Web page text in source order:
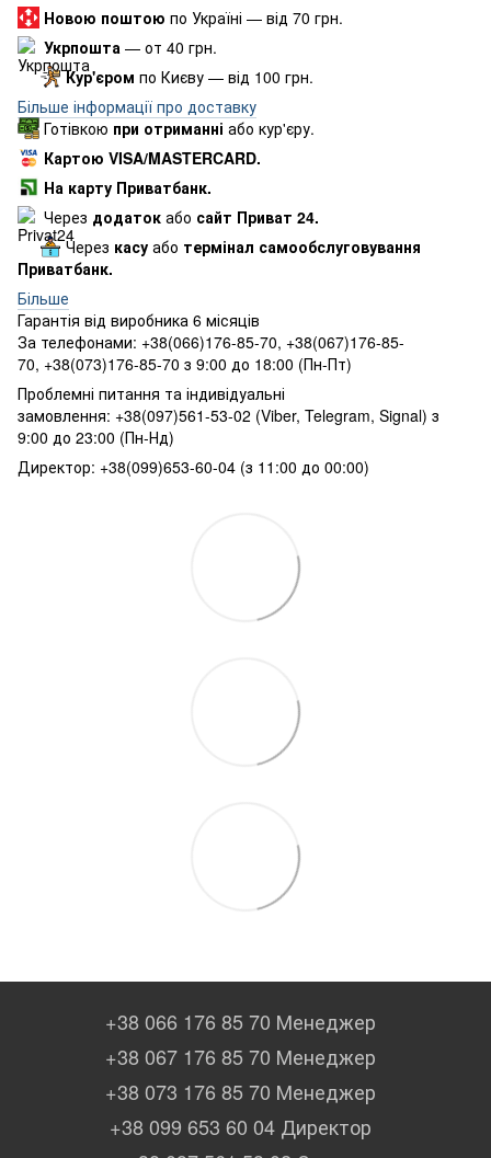
Новою поштою по Україні — від 70 грн.
Укрпошта — от 40 грн.
Кур'єром по Києву — від 100 грн.
Більше інформації про доставку
Готівкою при отриманні або кур'єру.
Картою VISA/MASTERCARD.
На карту Приватбанк.
Через додаток або сайт Приват 24.
Через касу або термінал самообслуговування
Приватбанк.
Більше
Гарантія від виробника 6 місяців
За телефонами: +38(066)176-85-70, +38(067)176-85-
70, +38(073)176-85-70 з 9:00 до 18:00 (Пн-Пт)
Проблемні питання та індивідуальні
замовлення: +38(097)561-53-02 (Viber, Telegram, Signal) з
9:00 до 23:00 (Пн-Нд)
Директор: +38(099)653-60-04 (з 11:00 до 00:00)
+38 066 176 85 70 Менеджер
+38 067 176 85 70 Менеджер
+38 073 176 85 70 Менеджер
+38 099 653 60 04 Директор